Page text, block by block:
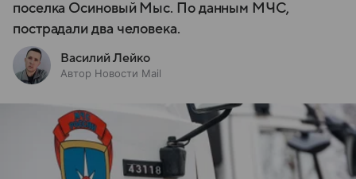
поселка Осиновый Мыс. По данным МЧС,
пострадали два человека.
Василий Лейко
Автор Новости Mail